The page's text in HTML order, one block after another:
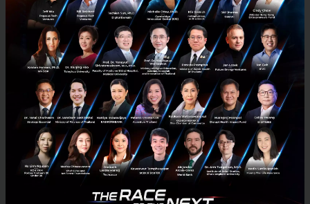
E-mail :contact@techsauce.co
Tel : 02-001-5375
Mobile : 06-4658-9500
Techsauce Media
About Techsauce